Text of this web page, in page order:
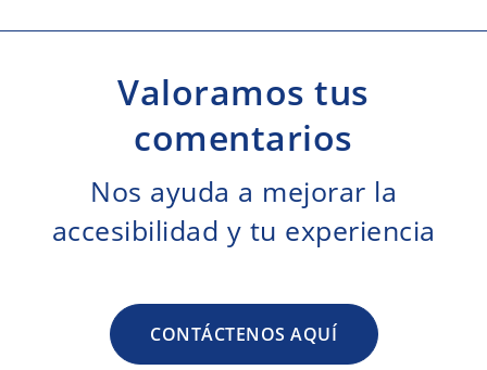
Valoramos tus
comentarios
Nos ayuda a mejorar la
accesibilidad y tu experiencia
CONTÁCTENOS AQUÍ